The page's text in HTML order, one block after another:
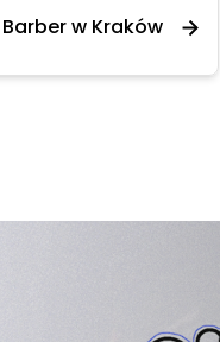
Barber w Kraków